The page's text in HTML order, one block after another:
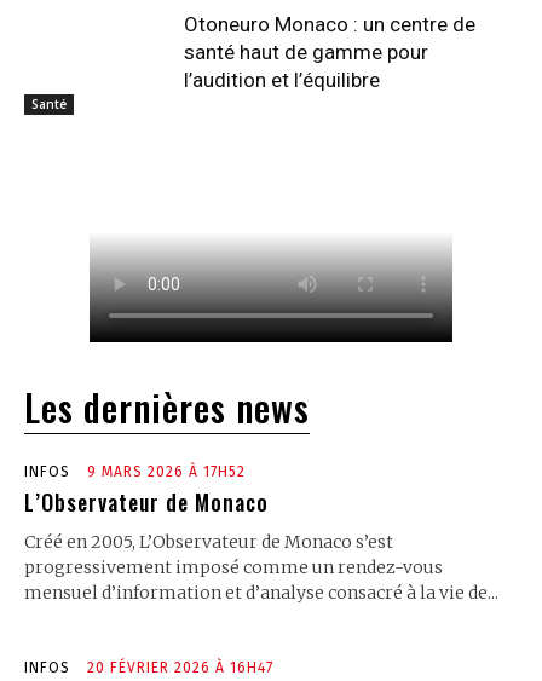
Santé
Otoneuro Monaco : un centre de
santé haut de gamme pour
l’audition et l’équilibre
Les dernières news
INFOS 9 MARS 2026 À 17H52
L’Observateur de Monaco
Créé en 2005, L’Observateur de Monaco s’est
progressivement imposé comme un rendez-vous
mensuel d’information et d’analyse consacré à la vie de...
INFOS 20 FÉVRIER 2026 À 16H47